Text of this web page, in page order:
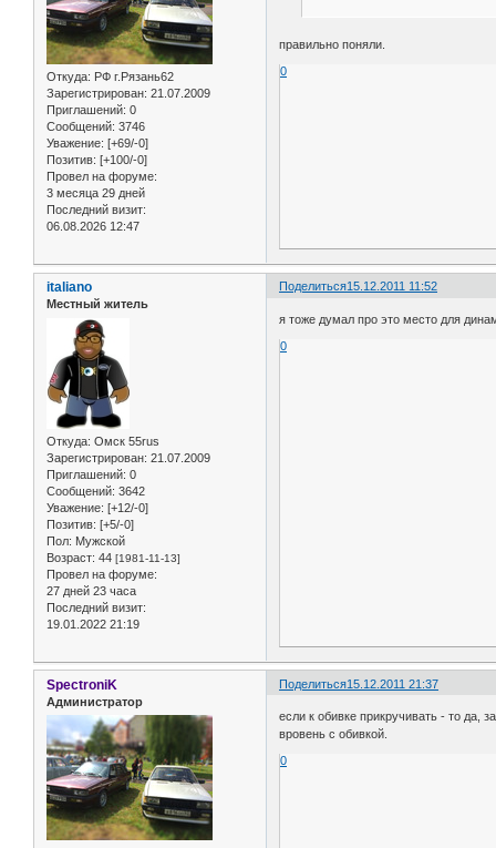
Откуда: РФ г.Рязань62
Зарегистрирован: 21.07.2009
Приглашений: 0
Сообщений: 3746
Уважение: [+69/-0]
Позитив: [+100/-0]
Провел на форуме:
3 месяца 29 дней
Последний визит:
06.08.2026 12:47
правильно поняли.
0
Поделиться15.12.2011 11:52
italiano
Местный житель
Откуда: Омск 55rus
Зарегистрирован: 21.07.2009
Приглашений: 0
Сообщений: 3642
Уважение: [+12/-0]
Позитив: [+5/-0]
Пол: Мужской
Возраст: 44 [1981-11-13]
Провел на форуме:
27 дней 23 часа
Последний визит:
19.01.2022 21:19
я тоже думал про это место для
0
Поделиться15.12.2011 21:37
SpectroniK
Администратор
если к обивке прикручивать - то да,
вровень с обивкой.
0